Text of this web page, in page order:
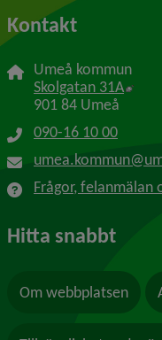
Kontakt
Umeå kommun
Skolgatan 31A
901 84 Umeå
090-16 10 00
Frågor, felanmälan
Hitta snabbt
Om webbplatsen